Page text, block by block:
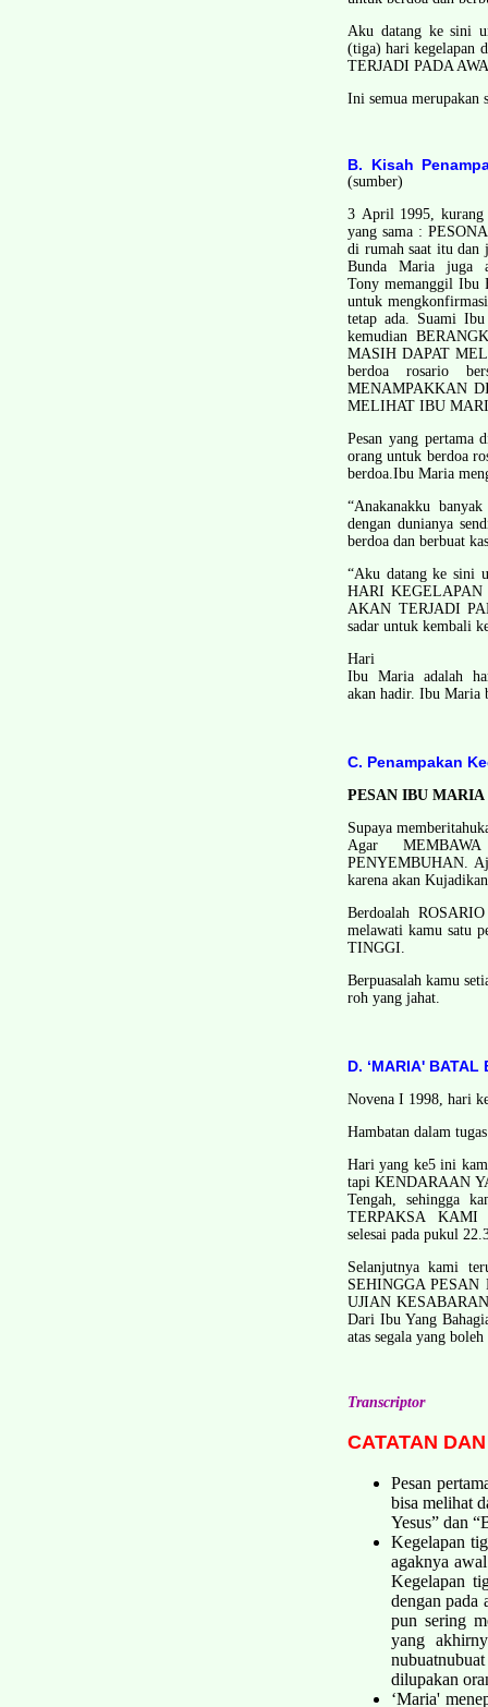
Aku datang ke sini
(tiga) hari kegelapan
TERJADI PADA
Ini semua merupakan
B. Kisah
(sumber)
3 April 1995, kurang
yang sama :
di rumah saat itu dan
Bunda Maria juga
Tony memanggil Ibu
untuk
tetap ada. Suami
kemudian
MASIH DAPAT
berdoa rosario
MENAMPAKKAN
MELIHAT IBU
Pesan yang
orang untuk berdoa
berdoa.Ibu Maria
“Anak­anakku
dengan dunianya
berdoa dan berbuat
“Aku datang ke sini
HARI
AKAN TERJADI
sadar untuk kembali
Ibu Maria adalah
akan hadir. Ibu Maria
C. Penampakan
PESAN IBU MARIA
Supaya
Agar
PENYEMBUHAN.
karena akan
Berdoalah
melawati kamu satu
TINGGI.
Berpuasalah kamu
roh yang jahat.
D. ‘MARIA'
Novena I ­1998, hari
Hambatan dalam tugas
Hari yang ke­5 ini
tapi KENDARAAN
Tengah, sehingga
TERPAKSA KAMI
selesai pada pukul
Selanjutnya kami
SEHINGGA
UJIAN
Dari Ibu Yang
atas segala yang
Transcriptor
CATATAN
Pesan
bisa melihat
Yesus” dan
Kegelapan
agaknya
Kegelapan
dengan
pun sering
yang
dilupakan
‘Maria'